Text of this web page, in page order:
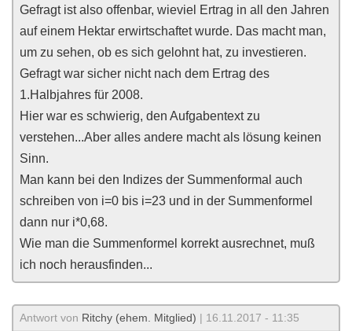
Gefragt ist also offenbar, wieviel Ertrag in all den Jahren
auf einem Hektar erwirtschaftet wurde. Das macht man,
um zu sehen, ob es sich gelohnt hat, zu investieren.
Gefragt war sicher nicht nach dem Ertrag des
1.Halbjahres für 2008.
Hier war es schwierig, den Aufgabentext zu
verstehen...Aber alles andere macht als lösung keinen
Sinn.
Man kann bei den Indizes der Summenformal auch
schreiben von i=0 bis i=23 und in der Summenformel
dann nur i*0,68.
Wie man die Summenformel korrekt ausrechnet, muß
ich noch herausfinden...
Antwort von Ritchy (ehem. Mitglied) | 16.11.2017 - 11:35